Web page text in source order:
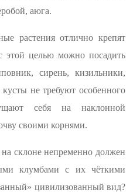
аюга.
растения отлично крепят
этой целью можно посадить
сирень, кизильники,
не требуют особенного
себя на наклонной
своими корнями.
склоне непременно должен
клумбами с их чёткими
цивилизованный вид?